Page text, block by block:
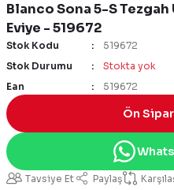
Blanco Sona 5-S
Eviye - 519672
Stok Kodu
519672
Stok Durumu
Stokta yok
Ean
519672
Ön
Tavsiye Et Paylaş